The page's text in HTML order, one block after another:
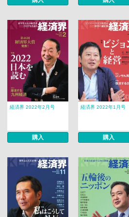
経済界 2022年2月号
購入
経済界 2022年1月号
購入